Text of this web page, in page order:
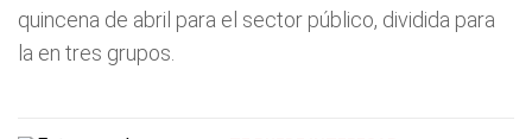
quincena de abril para el sector público, dividida para
la en tres grupos.